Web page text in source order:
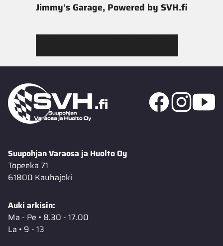
Jimmy’s Garage, Powered by SVH.fi
Suupohjan Varaosa ja Huolto Oy
Topeeka 71
61800 Kauhajoki
Auki arkisin:
Ma - Pe • 8.30 - 17.00
La • 9 - 13